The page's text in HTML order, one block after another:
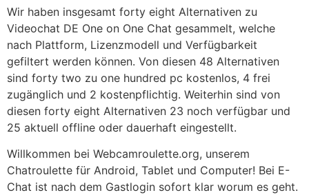
Wir haben insgesamt forty eight Alternativen zu
Videochat DE One on One Chat gesammelt, welche
nach Plattform, Lizenzmodell und Verfügbarkeit
gefiltert werden können. Von diesen 48 Alternativen
sind forty two zu one hundred pc kostenlos, 4 frei
zugänglich und 2 kostenpflichtig. Weiterhin sind von
diesen forty eight Alternativen 23 noch verfügbar und
25 aktuell offline oder dauerhaft eingestellt.
Willkommen bei Webcamroulette.org, unserem
Chatroulette für Android, Tablet und Computer! Bei E-
Chat ist nach dem Gastlogin sofort klar worum es geht.